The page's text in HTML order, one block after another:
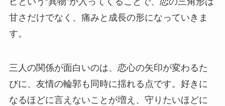
甘さだけでなく、痛みと成長の形になっていきま
す。
三人の関係が面白いのは、恋心の矢印が変わるた
びに、友情の輪郭も同時に揺れる点です。好きに
なるほどに言えないことが増え、守りたいほどに